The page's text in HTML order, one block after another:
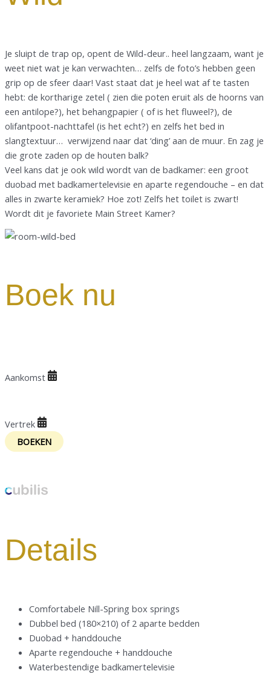
Je sluipt de trap op, opent de Wild-deur.. heel langzaam, want je
weet niet wat je kan verwachten… zelfs de foto’s hebben geen
grip op de sfeer daar! Vast staat dat je heel wat af te tasten
hebt: de kortharige zetel ( zien die poten eruit als de hoorns van
een antilope?), het behangpapier ( of is het fluweel?), de
olifantpoot-nachttafel (is het echt?) en zelfs het bed in
slangtextuur… verwijzend naar dat ‘ding’ aan de muur. En zag je
die grote zaden op de houten balk?
Veel kans dat je ook wild wordt van de badkamer: een groot
duobad met badkamertelevisie en aparte regendouche – en dat
alles in zwarte keramiek? Hoe zot! Zelfs het toilet is zwart!
Wordt dit je favoriete Main Street Kamer?
Boek nu
Aankomst
Vertrek
Details
Comfortabele Nill-Spring box springs
Dubbel bed (180×210) of 2 aparte bedden
Duobad + handdouche
Aparte regendouche + handdouche
Waterbestendige badkamertelevisie